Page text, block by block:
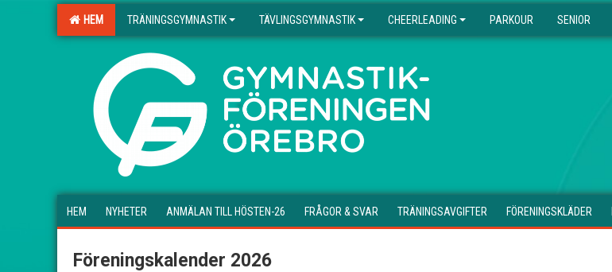
HEM TRÄNINGSGYMNASTIK TÄVLINGSGYMNASTIK CHEERLEADING PARKOUR SENIOR
.
HEM NYHETER ANMÄLAN TILL HÖSTEN-26 FRÅGOR & SVAR TRÄNINGSAVGIFTER FÖRENINGSKLÄDER
Föreningskalender 2026